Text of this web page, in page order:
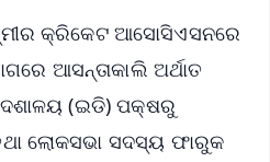
କ୍ରିକେଟ ଆସୋସିଏସନରେ
ଆସନ୍ତାକାଲି ଅର୍ଥାତ
(ଇଡି) ପକ୍ଷରୁ
ଲୋକସଭା ସଦସ୍ୟ ଫାରୁକ